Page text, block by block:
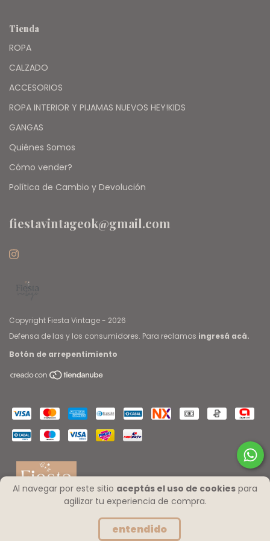
Al navegar por este sitio aceptás el uso de cookies para
agilizar tu experiencia de compra.
entendido
Tienda
ROPA
CALZADO
ACCESORIOS
ROPA INTERIOR Y PIJAMAS NUEVOS HEY!KIDS
GANGAS
Quiénes Somos
Cómo vender?
Política de Cambio y Devolución
fiestavintageok@gmail.com
Copyright Fiesta Vintage - 2026
Defensa de las y los consumidores. Para reclamos ingresá acá.
Botón de arrepentimiento